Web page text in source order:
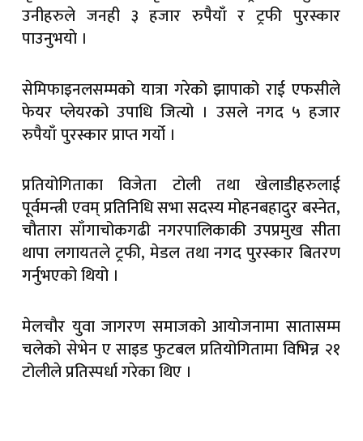
उनीहरुले जनही ३ हजार रुपैयाँ र ट्रफी पुरस्कार
पाउनुभयाे ।
सेमिफाइनलसम्मको यात्रा गरेको झापाको राई एफसीले
फेयर प्लेयरको उपाधि जित्यो । उसले नगद ५ हजार
रुपैयाँ पुरस्कार प्राप्त गर्यो ।
प्रतियोगिताका विजेता टोली तथा खेलाडीहरुलाई
पूर्वमन्त्री एवम् प्रतिनिधि सभा सदस्य मोहनबहादुर बस्नेत,
चौतारा साँगाचोकगढी नगरपालिकाकी उपप्रमुख सीता
थापा लगायतले ट्रफी, मेडल तथा नगद पुरस्कार बितरण
गर्नुभएको थियो ।
मेलचौर युवा जागरण समाजको आयोजनामा सातासम्म
चलेको सेभेन ए साइड फुटबल प्रतियोगितामा विभिन्न २१
टोलीले प्रतिस्पर्धा गरेका थिए ।